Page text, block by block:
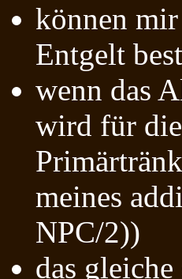
können mir
Entgelt
wenn das
wird für
meines
NPC/2))
das